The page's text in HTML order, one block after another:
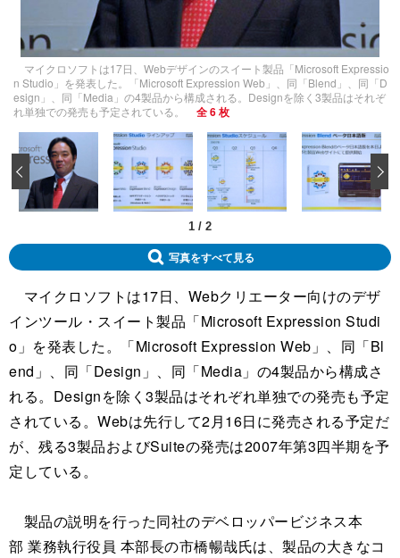
マイクロソフトは17日、Webデザインのスイート製品「Microsoft Expressio
n Studio」を発表した。「Microsoft Expression Web」、同「Blend」、同「D
esign」、同「Media」の4製品から構成される。Designを除く3製品はそれぞ
れ単独での発売も予定されている。
全 6 枚
1 / 2
‹
写真をすべて見る
マイクロソフトは17日、Webクリエーター向けのデザ
インツール・スイート製品「Microsoft Expression Studi
o」を発表した。「Microsoft Expression Web」、同「Bl
end」、同「Design」、同「Media」の4製品から構成さ
れる。Designを除く3製品はそれぞれ単独での発売も予定
されている。Webは先行して2月16日に発売される予定だ
が、残る3製品およびSuiteの発売は2007年第3四半期を予
定している。
製品の説明を行った同社のデベロッパービジネス本
部 業務執行役員 本部長の市橋暢哉氏は、製品の大きなコ